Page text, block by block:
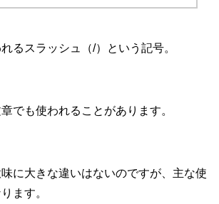
るスラッシュ（/）という記号。
でも使われることがあります。
に大きな違いはないのですが、主な使
ます。